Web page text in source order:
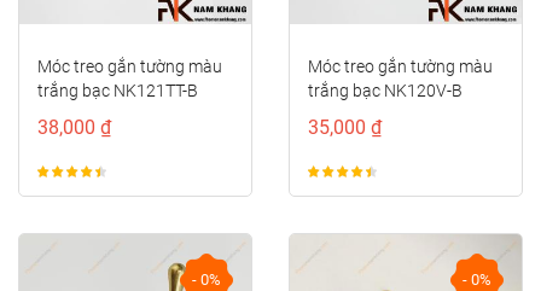
Móc treo gắn tường màu
trắng bạc NK121TT-B
38,000 ₫
Móc treo gắn tường màu
trắng bạc NK120V-B
35,000 ₫
- 0% - 0%